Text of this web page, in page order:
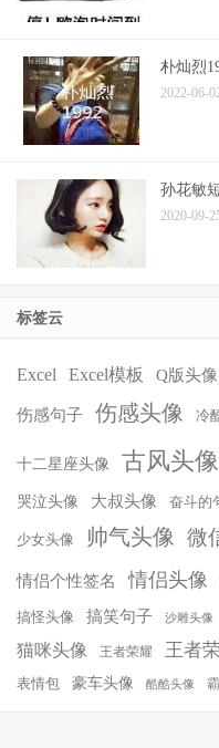
朴灿烈
2022-06-
孙花敏
2020-09-
标签云
Excel Excel模板 Q版头像
伤感句子 伤感头像 冷
十二星座头像 古风头像
哭泣头像 大叔头像 奋斗的
少女头像 帅气头像 微
情侣个性签名 情侣头像
搞怪头像 搞笑句子 沙雕头像
猫咪头像 王者荣耀 王者
表情包 豪车头像 酷酷头像